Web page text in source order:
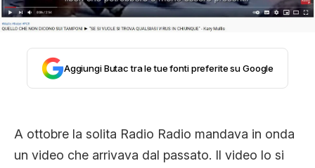
COMPLOTTI, LEGGENDE URBANE ED
EVERGREEN
EDITORIALI
Aggiungi Butac tra le tue fonti preferite su Google
A ottobre la solita Radio Radio mandava in onda
un video che arrivava dal passato. Il video lo si